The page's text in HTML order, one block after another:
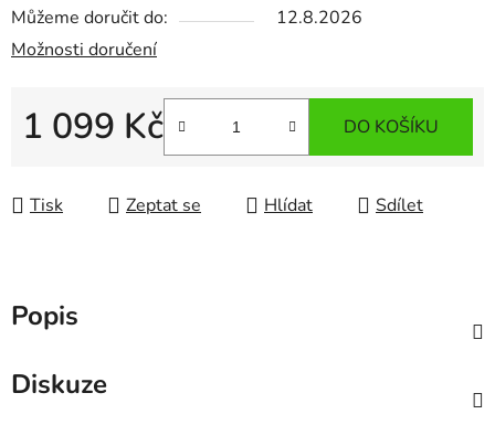
Můžeme doručit do:
12.8.2026
Možnosti doručení
1 099 Kč DO KOŠÍKU
Tisk Zeptat se Hlídat Sdílet
Popis
Diskuze